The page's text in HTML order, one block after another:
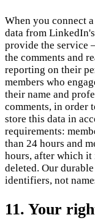
When you connect
data from
provide the service
the comments and
reporting on their
members who
their name and
comments, in order
store this data in
requirements:
than 24 hours and
hours, after which
deleted. Our
identifiers, not
11. Your